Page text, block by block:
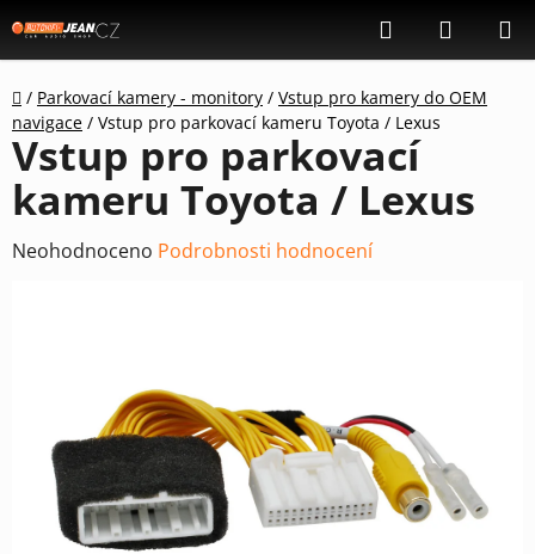
na
obsah
Hledat
KOŠÍK
Domů
/ Parkovací kamery - monitory / Vstup pro kamery do OEM
navigace / Vstup pro parkovací kameru Toyota / Lexus
Vstup pro parkovací
kameru Toyota / Lexus
Průměrné
hvězdiček.
Neohodnoceno Podrobnosti hodnocení